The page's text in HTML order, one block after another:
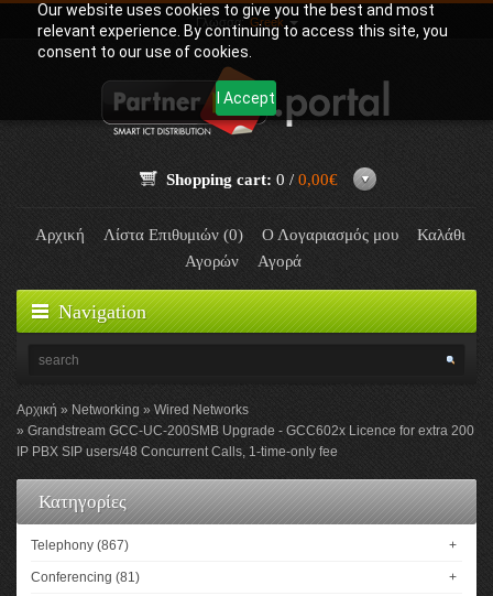
Our website uses cookies to give you the best and most
relevant experience. By continuing to access this site, you
consent to our use of cookies.
I Accept
Γλώσσα:Greek
Shopping cart: 0 / 0,00€
Αρχική Λίστα Επιθυμιών (0) Ο Λογαριασμός μου
Καλάθι
Αγορών
Αγορά
Navigation
Αρχική Networking
Wired Networks
Grandstream GCC-UC-200SMB Upgrade - GCC602x Licence for extra 200
IP PBX SIP users/48 Concurrent Calls, 1-time-only fee
Κατηγορίες
Telephony (867) +
Conferencing (81) +